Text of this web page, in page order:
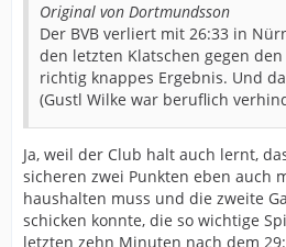
Original von Dortmundsson
Der BVB verliert mit 26:33 in
den letzten Klatschen gegen
richtig knappes Ergebnis. Und
(Gustl Wilke war beruflich
Ja, weil der Club halt auch lernt,
sicheren zwei Punkten eben auch
haushalten muss und die zweite
schicken konnte, die so wichtige
letzten zehn Minuten nach dem